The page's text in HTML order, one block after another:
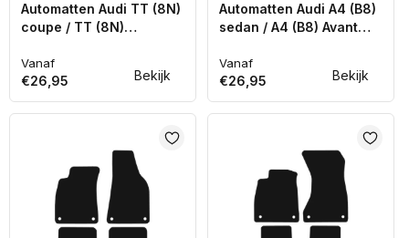
Bekijk
Automatten Audi TT (8N)
coupe / TT (8N)
(1999-2006)
Normale
prijs
Vanaf
€26,95 Bekijk
Automatten Audi A4 (B8)
sedan / A4 (B8) Avant
2015)
Normale
prijs
Vanaf
€26,95